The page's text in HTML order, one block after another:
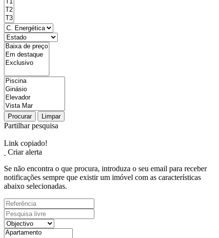
Procurar Limpar
Partilhar pesquisa
Link copiado!
Criar alerta
Se não encontra o que procura, introduza o seu email para receber
notificações sempre que existir um imóvel com as características
abaixo selecionadas.